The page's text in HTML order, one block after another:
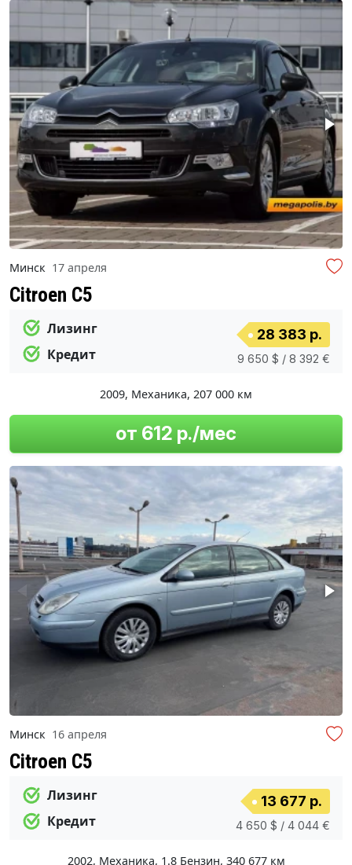
Минск 17 апреля
Citroen C5
Лизинг
Кредит
28 383 р.
9 650 $ / 8 392 €
2009, Механика, 207 000 км
от 612 р./мес
Минск 16 апреля
Citroen C5
Лизинг
Кредит
13 677 р.
4 650 $ / 4 044 €
2002, Механика, 1.8 Бензин, 340 677 км